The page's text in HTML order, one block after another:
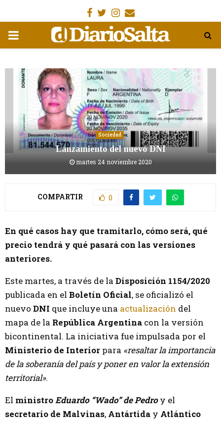
Facebook
Gorjeo
Instagram
Email
MENÚ
Sociedad
Lanzamiento del nuevo DNI
martes 24 noviembre 2020
COMPARTIR 0
En qué casos hay que tramitarlo, cómo será, qué
precio tendrá y qué pasará con las versiones
anteriores.
Este martes, a través de la Disposición 1154/2020
publicada en el Boletín Oficial, se oficializó el
nuevo DNI que incluye una actualización del
mapa de la República Argentina con la versión
bicontinental. La iniciativa fue impulsada por el
Ministerio de Interior para «resaltar la importancia
de la soberanía del país y poner en valor la extensión
territorial».
El ministroEduardo “Wado” de Pedroy el
secretario de Malvinas, Antártida y Atlántico